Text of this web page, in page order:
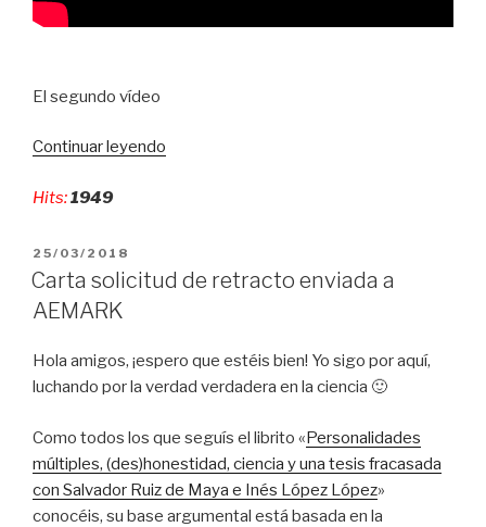
El segundo vídeo
Continuar leyendo
de
datos
(vídeo
demo
en
R)»
Hits:1949
PUBLICADO
EL
25/03/2018
Carta solicitud de retracto enviada a
AEMARK
Hola amigos, ¡espero que estéis bien! Yo sigo por aquí,
luchando por la verdad verdadera en la ciencia 🙂
Como todos los que seguís el librito «Personalidades
múltiples, (des)honestidad, ciencia y una tesis fracasada
con Salvador Ruiz de Maya e Inés López López»
conocéis, su base argumental está basada en la